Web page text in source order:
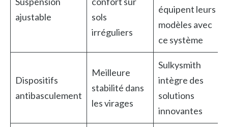
ajustable
sols
irréguliers
équipent leurs
modèles avec
ce système
Dispositifs
antibasculement
Meilleure
stabilité dans
les virages
Sulkysmith
intègre des
solutions
innovantes